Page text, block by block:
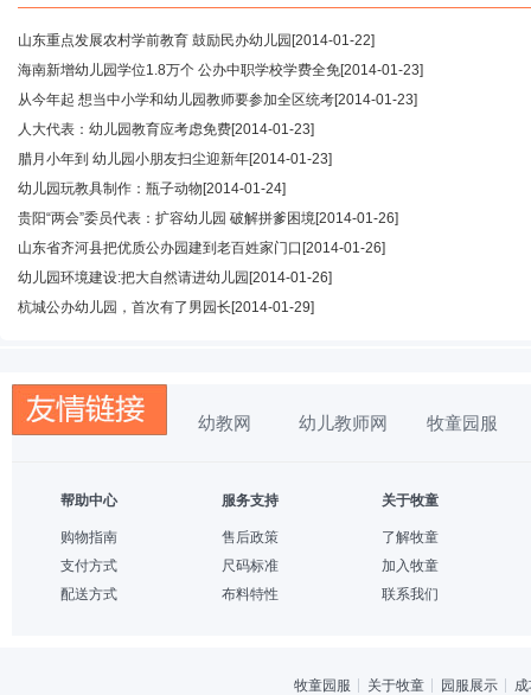
山东重点发展农村学前教育 鼓励民办幼儿园 [2014-01-22]
海南新增幼儿园学位1.8万个 公办中职学校学费全免[2014-01-23]
从今年起 想当中小学和幼儿园教师要参加全区统考[2014-01-23]
人大代表：幼儿园教育应考虑免费[2014-01-23]
腊月小年到 幼儿园小朋友扫尘迎新年[2014-01-23]
幼儿园玩教具制作：瓶子动物 [2014-01-24]
贵阳“两会”委员代表：扩容幼儿园 破解拼爹困境[2014-01-26]
山东省齐河县把优质公办园建到老百姓家门口 [2014-01-26]
幼儿园环境建设:把大自然请进幼儿园 [2014-01-26]
杭城公办幼儿园，首次有了男园长 [2014-01-29]
幼教网 幼儿教师网 牧童园服
帮助中心
购物指南
支付方式
配送方式
服务支持
售后政策
尺码标准
布料特性
关于牧童
了解牧童
加入牧童
联系我们
牧童园服 关于牧童 园服展示